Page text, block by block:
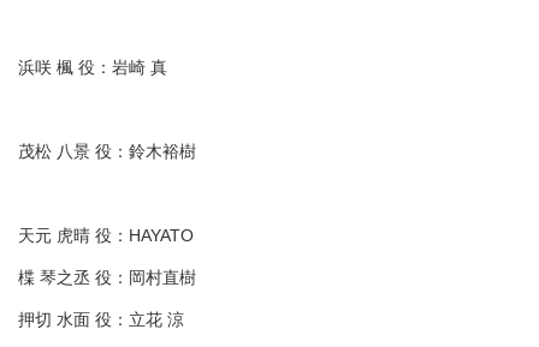
浜咲 楓 役：岩崎 真
茂松 八景 役：鈴木裕樹
天元 虎晴 役：HAYATO
楪 琴之丞 役：岡村直樹
押切 水面 役：立花 涼